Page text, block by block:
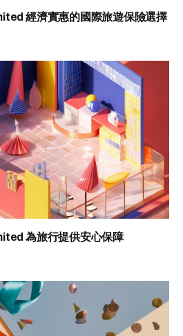
經濟實惠的國際旅遊保險選擇
為旅行提供安心保障